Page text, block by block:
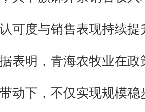
可度与销售表现持续提
表明，青海农牧业在政
动下，不仅实现规模稳